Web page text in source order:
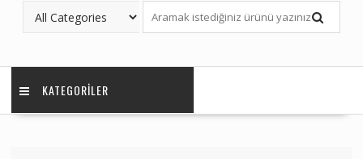
KATEGORILER